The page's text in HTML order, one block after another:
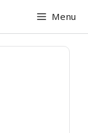
Menu